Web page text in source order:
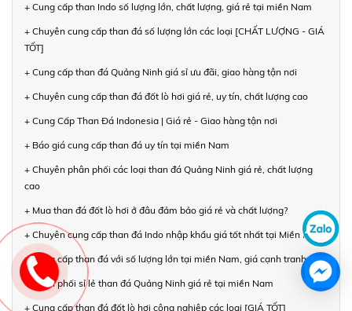
+ Cung cấp than Indo số lượng lớn, chất lượng, giá rẻ tại miền Nam
+ Chuyên cung cấp than đá số lượng lớn các loại [CHẤT LƯỢNG - GIÁ
TỐT]
+ Cung cấp than đá Quảng Ninh giá sỉ ưu đãi, giao hàng tận nơi
+ Chuyên cung cấp than đá đốt lò hơi giá rẻ, uy tín, chất lượng cao
+ Cung Cấp Than Đá Indonesia | Giá rẻ - Giao hàng tận nơi
+ Báo giá cung cấp than đá uy tín tại miền Nam
+ Chuyên phân phối các loại than đá Quảng Ninh giá rẻ, chất lượng
cao
+ Mua than đá đốt lò hơi ở đâu đảm bảo giá rẻ và chất lượng?
+ Chuyên cung cấp than đá Indo nhập khẩu giá tốt nhất tại Miền Nam
+ Cung cấp than đá với số lượng lớn tại miền Nam, giá cạnh tranh
+ Phân phối sỉ lẻ than đá Quảng Ninh giá rẻ tại miền Nam
+ Cung cấp than đá đốt lò hơi công nghiệp các loại [GIÁ TỐT]